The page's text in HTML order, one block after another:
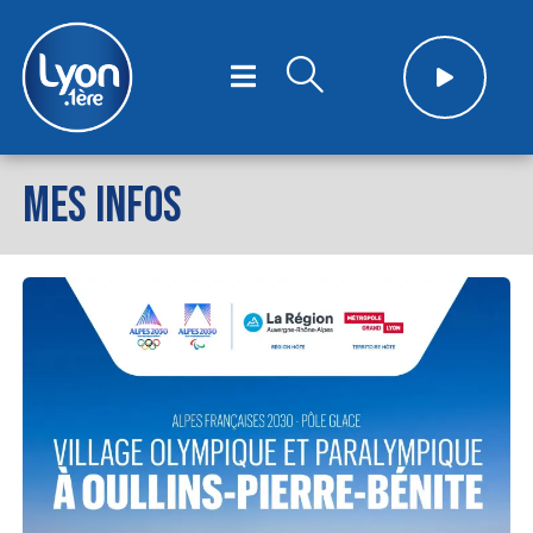
MES INFOS